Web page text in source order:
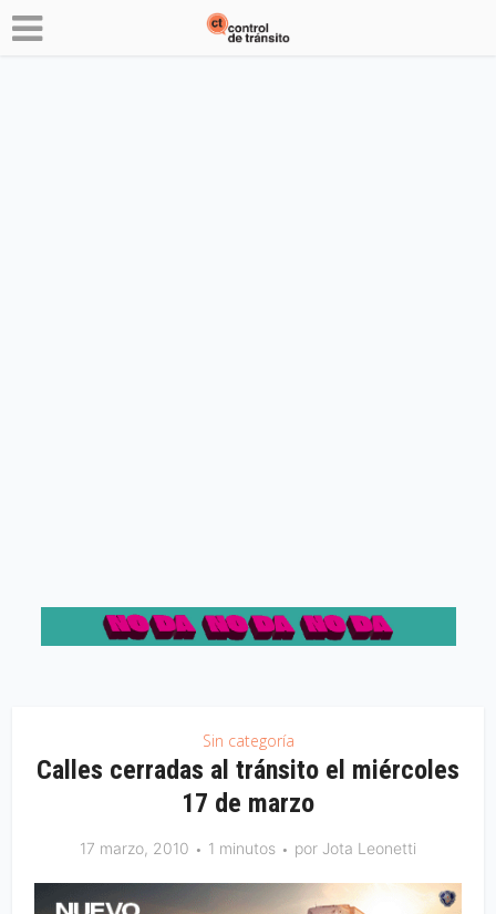
Sin categoría
Calles cerradas al tránsito el miércoles
17 de marzo
17 marzo, 2010 1 minutos por Jota Leonetti